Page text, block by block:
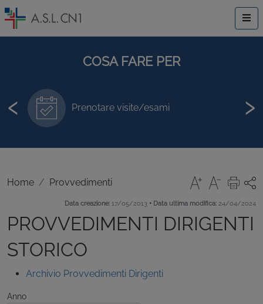
COSA FARE PER
Prenotare visite/esami
‹ ›
Home Provvedimenti
Data creazione: 17/05/2013 • Data ultima modifica: 24/04/2024
PROVVEDIMENTI DIRIGENTI
STORICO
Archivio Provvedimenti Dirigenti
Anno